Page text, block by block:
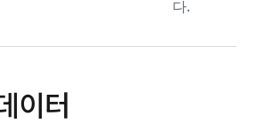
다.
이터